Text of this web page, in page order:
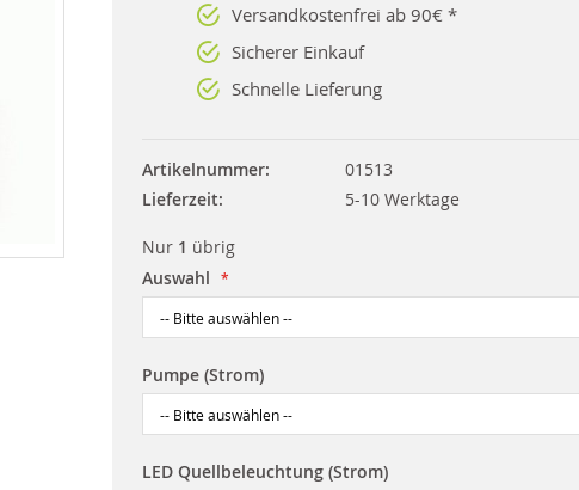
Versandkostenfrei ab 90€ *
Sicherer Einkauf
Schnelle Lieferung
Artikelnummer
01513
Lieferzeit
5-10 Werktage
Nur 1 übrig
Auswahl
Pumpe (Strom)
LED Quellbeleuchtung (Strom)